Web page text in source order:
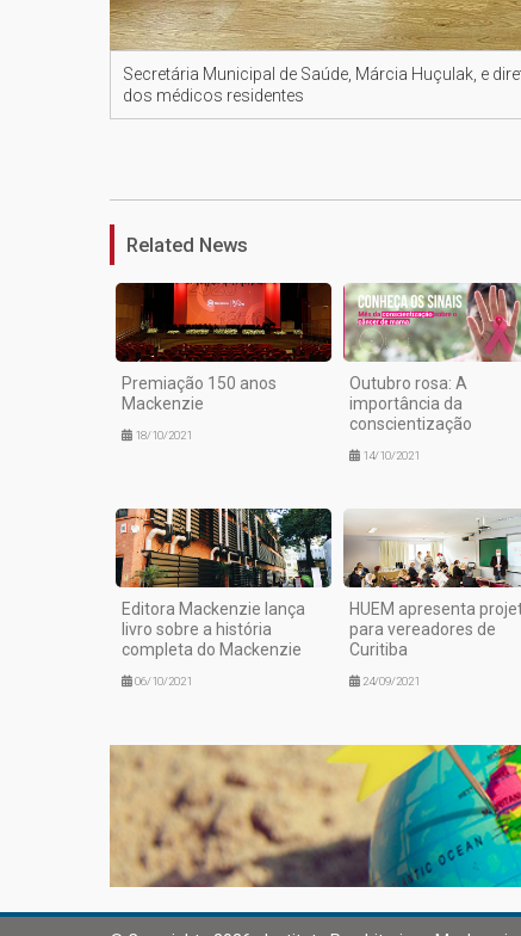
Secretária Municipal de Saúde, Márcia Huçulak, e
dos médicos residentes
Related News
Premiação 150 anos
Mackenzie
18/10/2021
Outubro rosa: A
importância da
conscientização
14/10/2021
Editora Mackenzie lança
livro sobre a história
completa do Mackenzie
06/10/2021
HUEM apresenta
para vereadores de
Curitiba
24/09/2021